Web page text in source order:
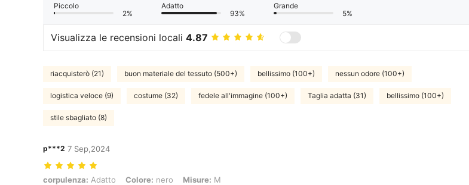
Piccolo
2%
Adatto
93%
Grande
5%
Visualizza le recensioni locali 4.87
riacquisterò (21) buon materiale del tessuto (500+) bellissimo (100+) nessun odore (100+)
logistica veloce (9) costume (32) fedele all'immagine (100+) Taglia adatta (31) bellissimo (100+)
stile sbagliato (8)
p***2 7 Sep,2024
corpulenza: Adatto, Colore: nero, Misure: M
corpulenza: Adatto Colore: nero Misure: M